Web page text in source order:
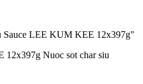
Sauce LEE KUM KEE 12x397g"
Nuoc sot char siu